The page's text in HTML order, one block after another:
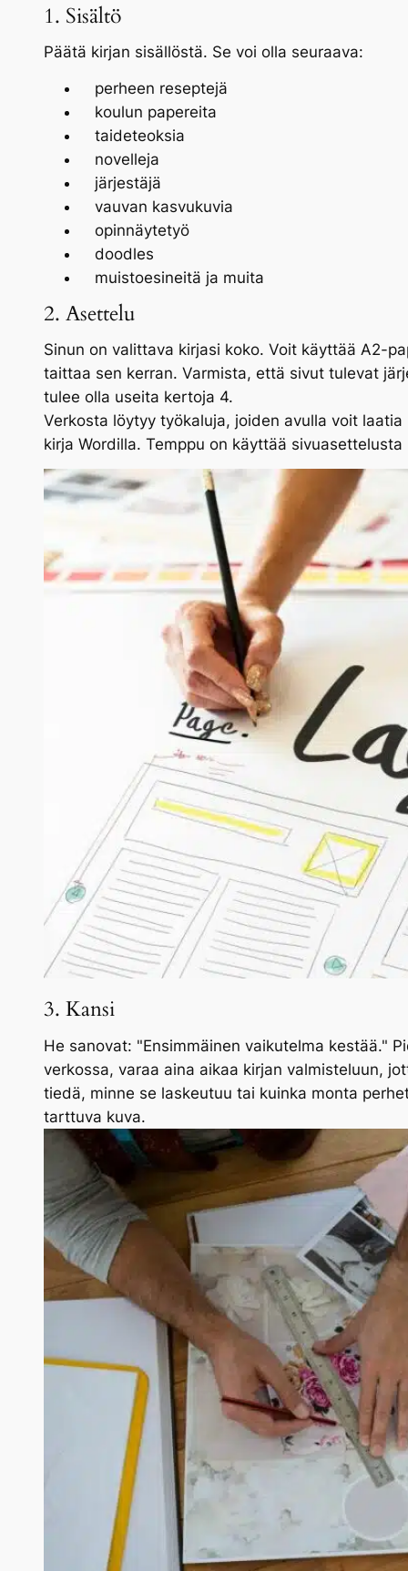
1. Sisältö
Päätä kirjan sisällöstä. Se voi olla seuraava:
perheen reseptejä
koulun papereita
taideteoksia
novelleja
järjestäjä
vauvan kasvukuvia
opinnäytetyö
doodles
muistoesineitä ja muita
2. Asettelu
Sinun on valittava kirjasi koko. Voit käyttää A2-
taittaa sen kerran. Varmista, että sivut tulevat
tulee olla useita kertoja 4.
Verkosta löytyy työkaluja, joiden avulla voit
kirja Wordilla. Temppu on käyttää
3. Kansi
He sanovat: "Ensimmäinen vaikutelma kestää."
verkossa, varaa aina aikaa kirjan valmisteluun,
tiedä, minne se laskeutuu tai kuinka monta
tarttuva kuva.